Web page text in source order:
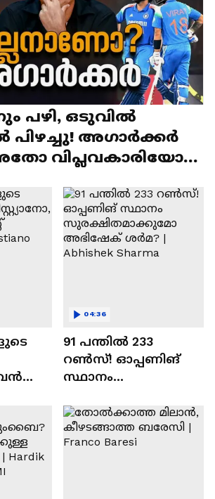
പഴി, ഒടുവില്‍
പിഴച്ചു! അഗാര്‍ക്കർ
വിപ്ലവകാരിയോ? |
വന്‍
91 പന്തില്‍ 233
റണ്‍സ്! ഓപ്പണിങ്
സ്ഥാനം
അഭിഷേക് ശർമ? |
Abhishek Sharma
04:36